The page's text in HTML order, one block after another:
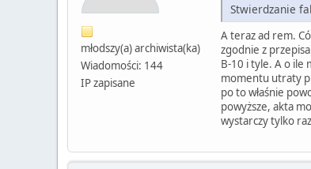
młodszy(a) archiwista(ka)
Wiadomości: 144
IP zapisane
Stwierdzanie
A teraz ad rem.
zgodnie z
B-10 i tyle. A o ile
momentu utraty
po to właśnie
powyższe, akta
wystarczy tylko